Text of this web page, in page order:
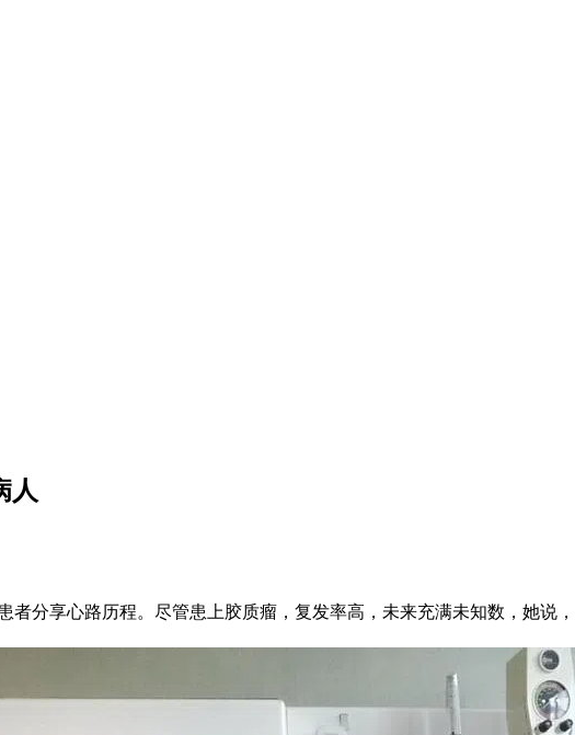
人
者分享心路历程。尽管患上胶质瘤，复发率高，未来充满未知数，她说